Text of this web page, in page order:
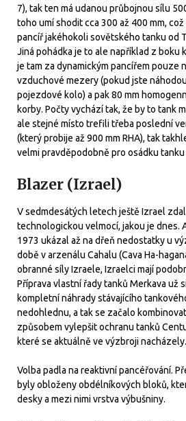
7), tak ten má udanou průbojnou sílu
toho umí shodit cca 300 až 400 mm,
pancíř jakéhokoli sovětského tanku od
Jiná pohádka je to ale například z boku
je tam za dynamickým pancířem pouze
vzduchové mezery (pokud jste
pojezdové kolo) a pak 80 mm
korby. Počty vychází tak, že by to tank
ale stejné místo trefili třeba poslední
(který probije až 900 mm RHA), tak
velmi pravděpodobně pro osádku
Blazer (Izrael)
V sedmdesátých letech ještě Izrael
technologickou velmocí, jakou je dnes.
1973 ukázal až na dřeň nedostatky u
době v arzenálu Cahalu (Cava Ha-
obranné síly Izraele, Izraelci mají
Příprava vlastní řady tanků Merkava už
kompletní náhrady stávajícího
nedohlednu, a tak se začalo
způsobem vylepšit ochranu tanků
které se aktuálně ve výzbroji nacházely.
Volba padla na reaktivní pancéřování.
byly obloženy obdélníkových bloků,
desky a mezi nimi vrstva výbušniny.